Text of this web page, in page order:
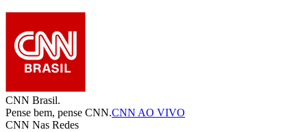
CNN Brasil.
Pense bem, pense CNN.CNN AO VIVO
CNN Nas Redes